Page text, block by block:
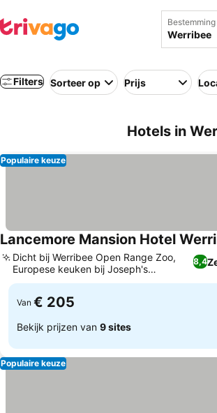
Bestemming
Filters Sorteer op Prijs
Hotels in
Populaire keuze
Lancemore Mansion Hotel
8,4
Dicht bij Werribee Open Range Zoo,
Europese keuken bij Joseph's
Restaurant
Van € 205
Bekijk prijzen van 9 sites
Populaire keuze